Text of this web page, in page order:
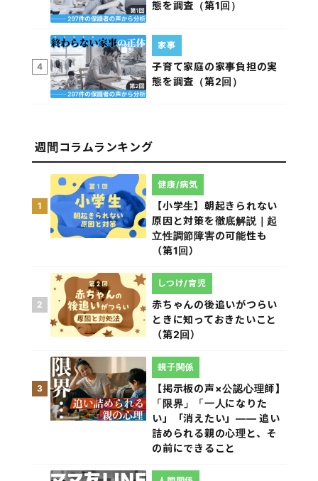
態を調査（第1回）
4
子育て家庭の家事負担の実
態を調査（第2回）
家事
週間コラムランキング
1
【小学生】朝起きられない
原因と対策を徹底解説｜起
立性調節障害の可能性も
（第1回）
健康/病気
2
赤ちゃんの後追いがつらい
ときに知っておきたいこと
（第2回）
しつけ/育児
3
【掲示板の声×公認心理師】
「限界」「一人になりた
い」「消えたい」―― 追い
詰められる親の心理と、そ
の前にできること
親子関係